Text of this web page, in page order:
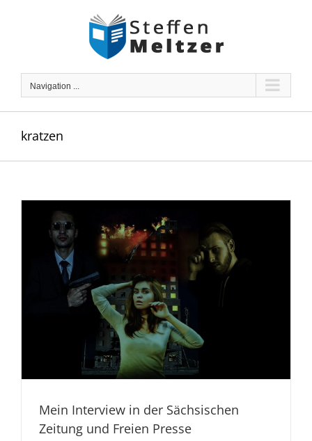
Navigation ...
kratzen
Mein Interview in der Sächsischen
Zeitung und Freien Presse